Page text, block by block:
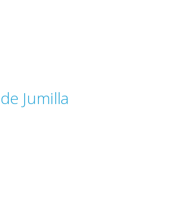
Jumilla